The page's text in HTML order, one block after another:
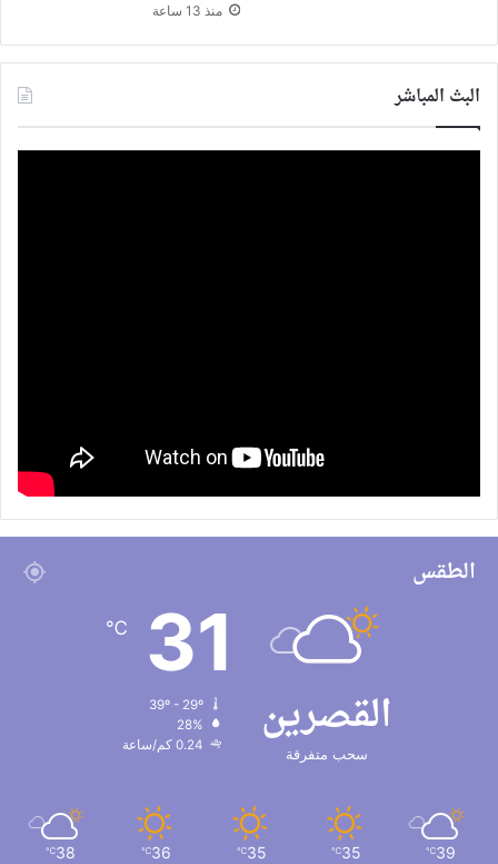
منذ 13 ساعة
البث المباشر
الطقس
القصرين
سحب متفرقة
31
℃
28%
0.24 كم/ساعة
39
℃
35
℃
35
℃
36
℃
38
℃